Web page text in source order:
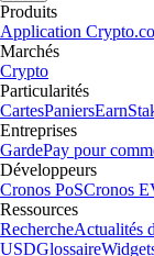
Produits
Application
Marchés
Crypto
Particularités
CartesPaniersEarn
Entreprises
GardePay pour
Développeurs
Cronos PoSCronos
Ressources
RechercheActualités
USDGlossaire